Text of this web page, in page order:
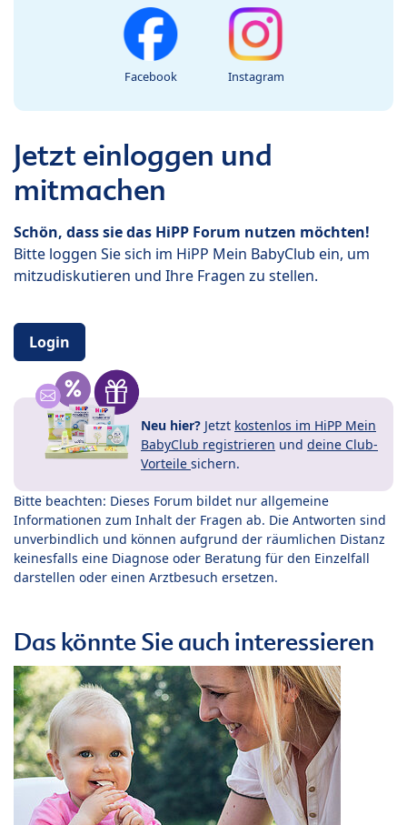
Facebook Instagram
Jetzt einloggen und
mitmachen
Schön, dass sie das HiPP Forum nutzen möchten!
Bitte loggen Sie sich im HiPP Mein BabyClub ein, um
mitzudiskutieren und Ihre Fragen zu stellen.
Login
Neu hier? Jetzt kostenlos im HiPP Mein
BabyClub registrieren und deine Club-
Vorteile sichern.
Bitte beachten: Dieses Forum bildet nur allgemeine
Informationen zum Inhalt der Fragen ab. Die Antworten sind
unverbindlich und können aufgrund der räumlichen Distanz
keinesfalls eine Diagnose oder Beratung für den Einzelfall
darstellen oder einen Arztbesuch ersetzen.
Das könnte Sie auch interessieren